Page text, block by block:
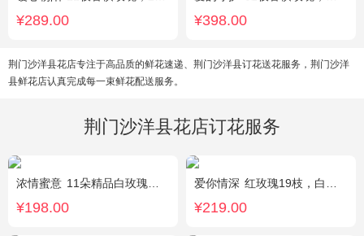
¥289.00 ¥398.00
荆门沙洋县花店专注于高品质的鲜花速递、荆门沙洋县订花送花服务，荆门沙洋
县鲜花店认真完成每一束鲜花配送服务。
荆门沙洋县花店订花服务
浓情蜜意 11朵精品白玫瑰，搭配适量浅绿色洋桔梗、书带草、黄莺。
¥198.00
爱你情深 红玫瑰19枝，白色相思梅、栀子叶搭配
¥219.00